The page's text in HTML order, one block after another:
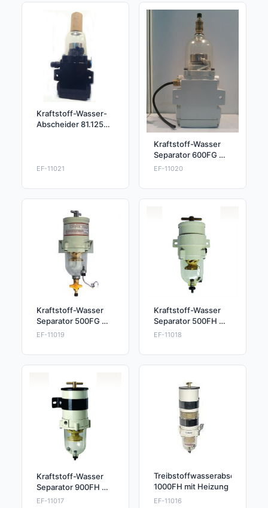
Kraftstoff-Wasser-
Abscheider 81.12501
EF-11021
Kraftstoff-Wasser
Separator 600FG mit
Heizung
EF-11020
Kraftstoff-Wasser
Separator 500FG mit
Heizung
EF-11019
Kraftstoff-Wasser
Separator 500FH mit
Heizung
EF-11018
Kraftstoff-Wasser
Separator 900FH mit
Heizung
EF-11017
Treibstoffwasserabscheider
1000FH mit Heizung
EF-11016